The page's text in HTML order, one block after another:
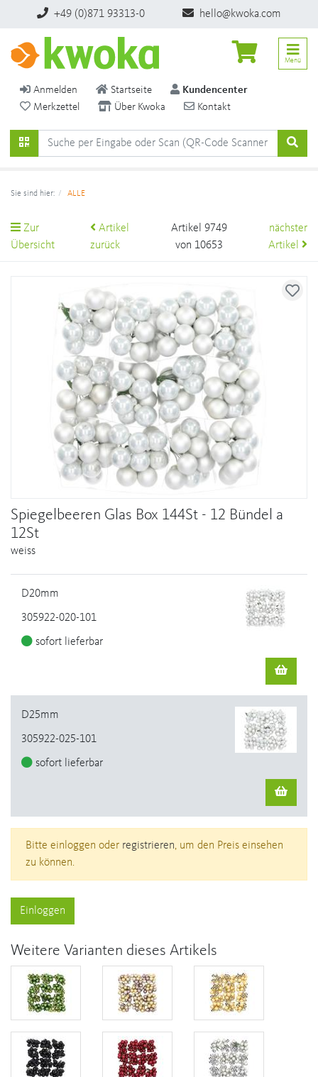
+49 (0)871 93313-0 hello@kwoka.com
Anmelden Startseite
Kundencenter
Merkzettel
Über Kwoka Kontakt
Menü
Sie sind hier: ALLE
Zur
Übersicht
Artikel
zurück
Artikel 9749
von 10653
nächster
Artikel
Spiegelbeeren Glas Box 144St - 12 Bündel a
12St
weiss
D20mm
305922-020-101
sofort lieferbar
D25mm
305922-025-101
sofort lieferbar
Bitte einloggen oder registrieren, um den Preis einsehen
zu können.
Einloggen
Weitere Varianten dieses Artikels